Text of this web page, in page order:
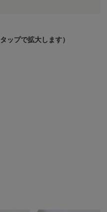
タップで拡大します）